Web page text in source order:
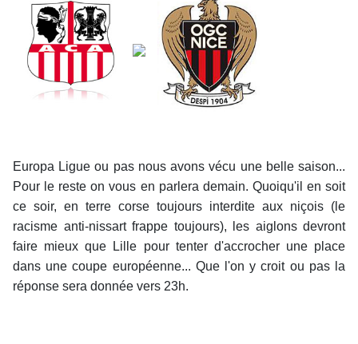
Europa Ligue ou pas nous avons vécu une belle saison...
Pour le reste on vous en parlera demain. Quoiqu'il en soit
ce soir, en terre corse toujours interdite aux niçois (le
racisme anti-nissart frappe toujours), les aiglons devront
faire mieux que Lille pour tenter d'accrocher une place
dans une coupe européenne... Que l'on y croit ou pas la
réponse sera donnée vers 23h.